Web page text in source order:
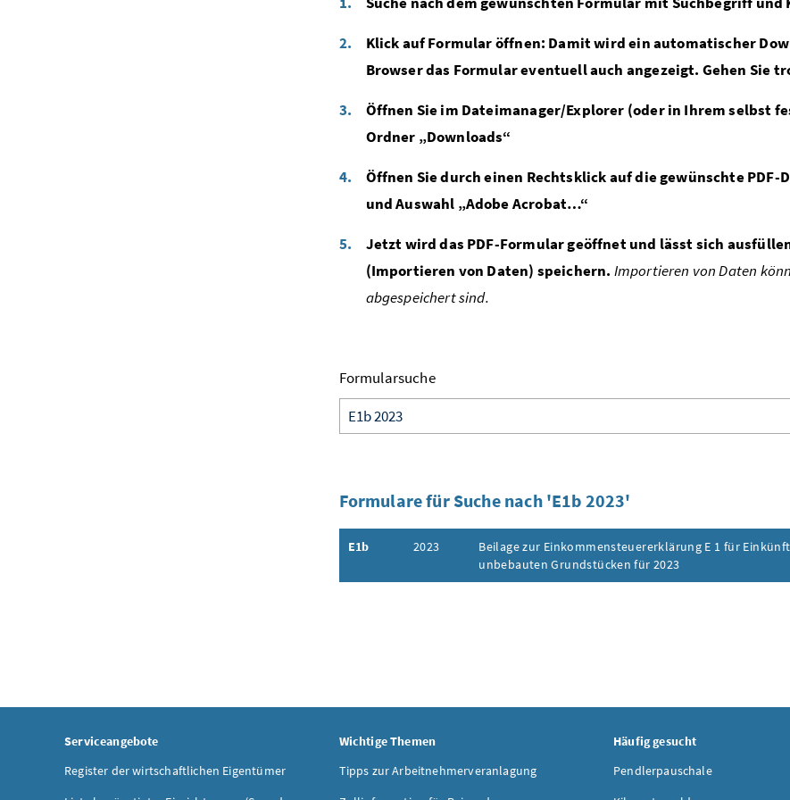
Klick auf Formular öffnen: Damit wird ein automatischer
Browser das Formular eventuell auch angezeigt. Gehen Sie
Öffnen Sie im Dateimanager/Explorer (oder in Ihrem selbst
Ordner „Downloads“
Öffnen Sie durch einen Rechtsklick auf die gewünschte
und Auswahl „Adobe Acrobat…“
Jetzt wird das PDF-Formular geöffnet und lässt sich
(Importieren von Daten) speichern. Importieren von Daten
abgespeichert sind.
Formularsuche
Formulare für Suche nach 'E1b 2023'
E1b 2023
Beilage zur Einkommensteuererklärung E 1 für
unbebauten Grundstücken für 2023
Inhalt aufklappen
Serviceangebote
Register der wirtschaftlichen Eigentümer
Wichtige Themen
Tipps zur Arbeitnehmerveranlagung
Häufig gesucht
Pendlerpauschale